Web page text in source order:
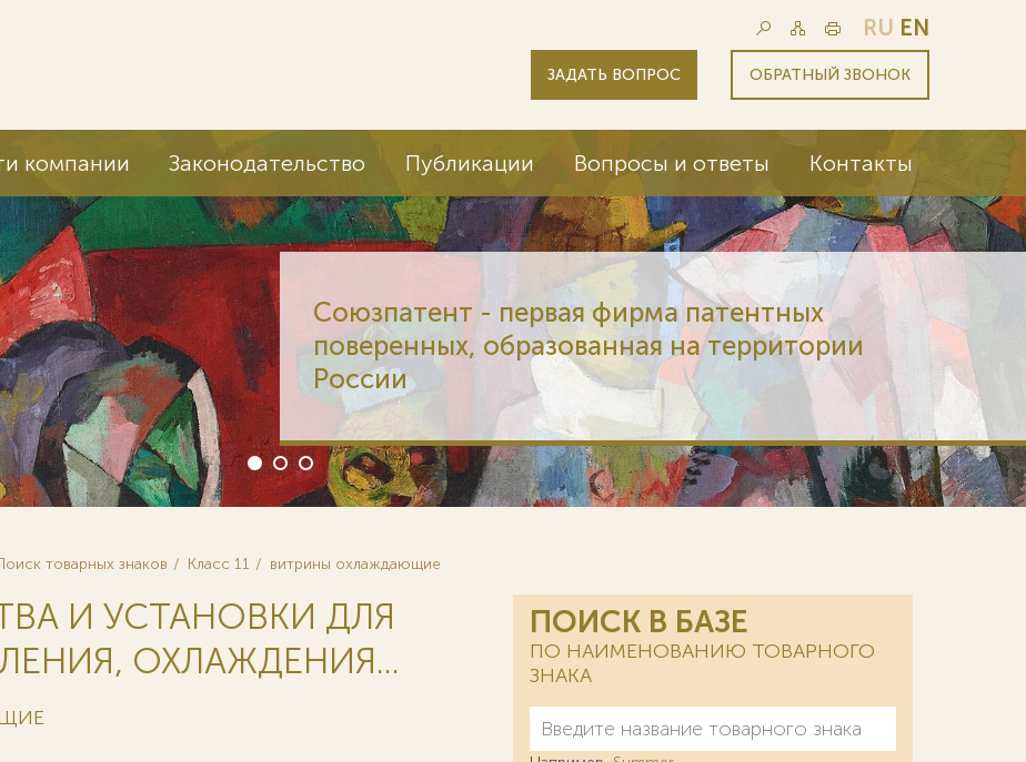
RU EN
ЗАДАТЬ ВОПРОС ОБРАТНЫЙ ЗВОНОК
компании Законодательство Публикации Вопросы и ответы Контакты
Союзпатент - первая фирма патентных
поверенных, образованная на территории
России
товарных знаков Класс 11 витрины охлаждающие
И УСТАНОВКИ ДЛЯ
ОХЛАЖДЕНИЯ...
ПОИСК В БАЗЕ
ПО НАИМЕНОВАНИЮ ТОВАРНОГО
ЗНАКА